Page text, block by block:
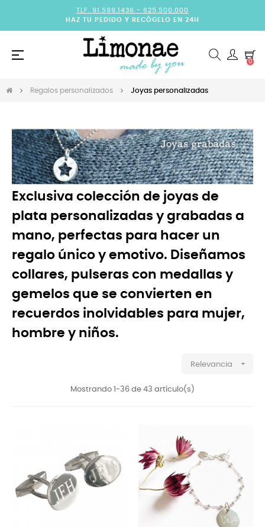
TLF. 91.599.1436 - 625.500.000
HAZ TU PEDIDO Y RECÓGELO EN 24H
Navegación
☰
0
Regalos personalizados Joyas personalizadas
Exclusiva colección de joyas de
plata personalizadas y grabadas a
mano, perfectas para hacer un
regalo único y emotivo. Diseñamos
collares, pulseras con medallas y
gemelos que se convierten en
recuerdos inolvidables para mujer,
hombre y niños.
Relevancia 
Mostrando 1-36 de 43 artículo(s)